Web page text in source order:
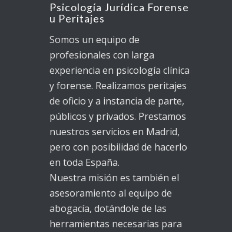
Psicología Jurídica Forense
u Peritajes
Somos un equipo de
profesionales con larga
experiencia en psicología clínica
y forense. Realizamos peritajes
de oficio y a instancia de parte,
públicos y privados. Prestamos
nuestros servicios en Madrid,
pero con posibilidad de hacerlo
en toda España.
Nuestra misión es también el
asesoramiento al equipo de
abogacía, dotándole de las
herramientas necesarias para